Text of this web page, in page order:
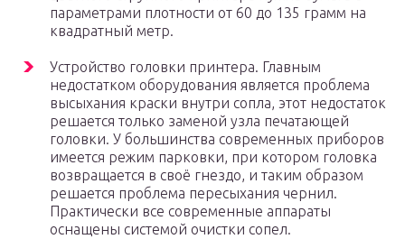
параметрами плотности от 60 до 135 грамм на
квадратный метр.
Устройство головки принтера. Главным
недостатком оборудования является проблема
высыхания краски внутри сопла, этот недостаток
решается только заменой узла печатающей
головки. У большинства современных приборов
имеется режим парковки, при котором головка
возвращается в своё гнездо, и таким образом
решается проблема пересыхания чернил.
Практически все современные аппараты
оснащены системой очистки сопел.